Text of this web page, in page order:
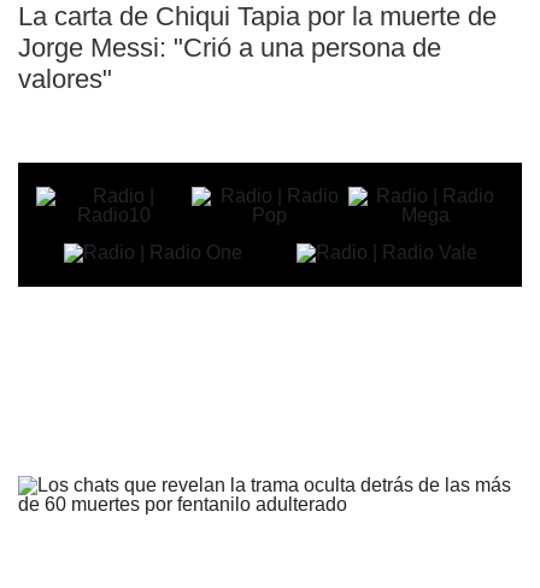
La carta de Chiqui Tapia por la muerte de
Jorge Messi: "Crió a una persona de
valores"